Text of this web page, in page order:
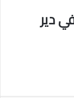
دير